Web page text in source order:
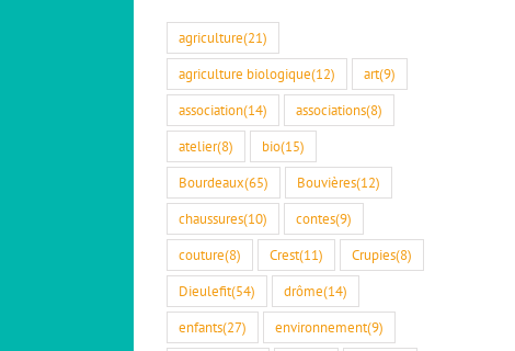
agriculture(21)
agriculture biologique(12) art(9)
association(14) associations(8)
atelier(8) bio(15)
Bourdeaux(65) Bouvières(12)
chaussures(10) contes(9)
couture(8) Crest(11) Crupies(8)
Dieulefit(54) drôme(14)
enfants(27) environnement(9)